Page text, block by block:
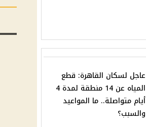
عاجل لسكان القاهرة: قطع
المياه عن 14 منطقة لمدة 4
أيام متواصلة.. ما المواعيد
والسبب؟